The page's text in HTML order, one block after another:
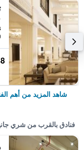
شاهد المزيد من أهم
فنادق بالقرب من شري